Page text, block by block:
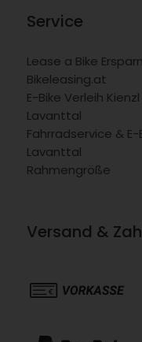
Service
Lease a Bike
Bikeleasing.at
E-Bike Verleih
Lavanttal
Fahrradservice &
Lavanttal
Rahmengröße
Versand &